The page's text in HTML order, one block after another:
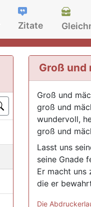
Zitate
Groß und
Groß und
groß und
wundervoll,
groß und
Lasst uns
seine Gnade
Er macht uns
die er
Die